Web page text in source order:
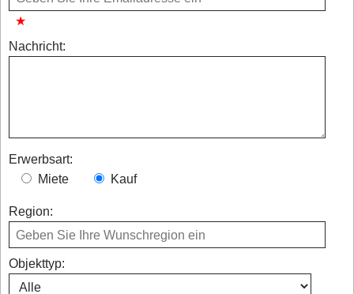
Nachricht:
Erwerbsart:
Miete
Kauf
Region:
Objekttyp: